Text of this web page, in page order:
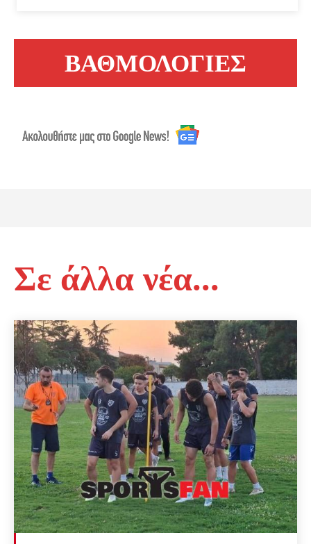
ΒΑΘΜΟΛΟΓΙΕΣ
Σε άλλα νέα...